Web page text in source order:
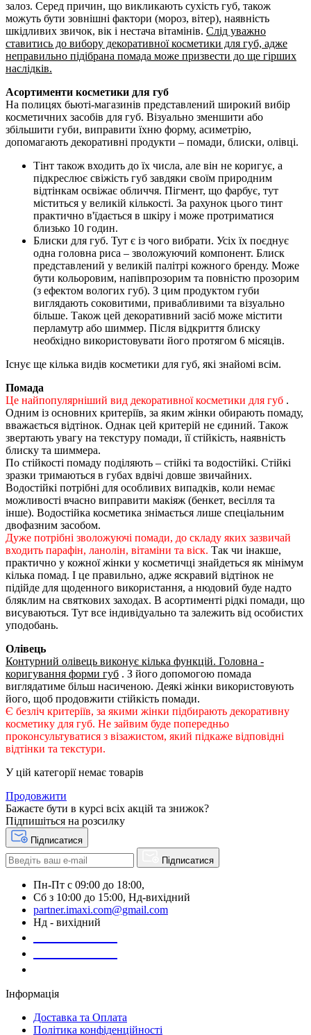
залоз. Серед причин, що викликають сухість губ, також
можуть бути зовнішні фактори (мороз, вітер), наявність
шкідливих звичок, вік і нестача вітамінів. Слід уважно
ставитись до вибору декоративної косметики для губ, адже
неправильно підібрана помада може призвести до ще гірших
наслідків.
Асортименти косметики для губ
На полицях бьюті-магазинів представлений широкий вибір
косметичних засобів для губ. Візуально зменшити або
збільшити губи, виправити їхню форму, асиметрію,
допомагають декоративні продукти – помади, блиски, олівці.
Тінт також входить до їх числа, але він не коригує, а
підкреслює свіжість губ завдяки своїм природним
відтінкам освіжає обличчя. Пігмент, що фарбує, тут
міститься у великій кількості. За рахунок цього тинт
практично в'їдається в шкіру і може протриматися
близько 10 годин.
Блиски для губ. Тут є із чого вибрати. Усіх їх поєднує
одна головна риса – зволожуючий компонент. Блиск
представлений у великій палітрі кожного бренду. Може
бути кольоровим, напівпрозорим та повністю прозорим
(з ефектом вологих губ). З цим продуктом губи
виглядають соковитими, привабливими та візуально
більше. Також цей декоративний засіб може містити
перламутр або шиммер. Після відкриття блиску
необхідно використовувати його протягом 6 місяців.
Існує ще кілька видів косметики для губ, які знайомі всім.
Помада
Це найпопулярніший вид декоративної косметики для губ .
Одним із основних критеріїв, за яким жінки обирають помаду,
вважається відтінок. Однак цей критерій не єдиний. Також
звертають увагу на текстуру помади, її стійкість, наявність
блиску та шиммера.
По стійкості помаду поділяють – стійкі та водостійкі. Стійкі
зразки тримаються в губах вдвічі довше звичайних.
Водостійкі потрібні для особливих випадків, коли немає
можливості вчасно виправити макіяж (бенкет, весілля та
інше). Водостійка косметика знімається лише спеціальним
двофазним засобом.
Дуже потрібні зволожуючі помади, до складу яких зазвичай
входить парафін, ланолін, вітаміни та віск. Так чи інакше,
практично у кожної жінки у косметичці знайдеться як мінімум
кілька помад. І це правильно, адже яскравий відтінок не
підійде для щоденного використання, а нюдовий буде надто
бляклим на святкових заходах. В асортименті рідкі помади, що
висуваються. Тут все індивідуально та залежить від особистих
уподобань.
Олівець
Контурний олівець виконує кілька функцій. Головна -
коригування форми губ . З його допомогою помада
виглядатиме більш насиченою. Деякі жінки використовують
його, щоб продовжити стійкість помади.
Є безліч критеріїв, за якими жінки підбирають декоративну
косметику для губ. Не зайвим буде попередньо
проконсультуватися з візажистом, який підкаже відповідні
відтінки та текстури.
У цій категорії немає товарів
Продовжити
Бажаєте бути в курсі всіх акцій та знижок?
Підпишіться на розсилку
Підписатися
Підписатися
Пн-Пт с 09:00 до 18:00,
Сб з 10:00 до 15:00, Нд-вихідний
partner.imaxi.com@gmail.com
Нд - вихідний
Інформація
Доставка та Оплата
Політика конфіденційності